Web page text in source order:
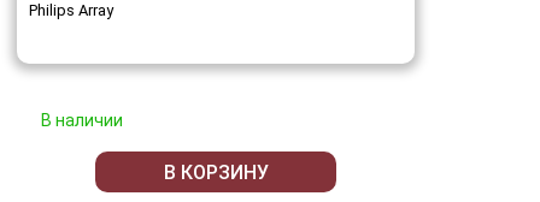
Philips Array
В наличии
В КОРЗИНУ